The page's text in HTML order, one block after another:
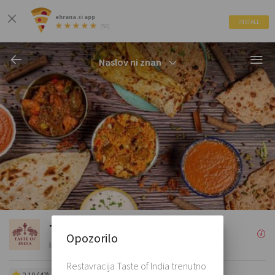
ehrana.si app
(53)
INSTALL
Naslov ni znan
Taste of India
Indijska
Opozorilo
Restavracija Taste of India trenutno